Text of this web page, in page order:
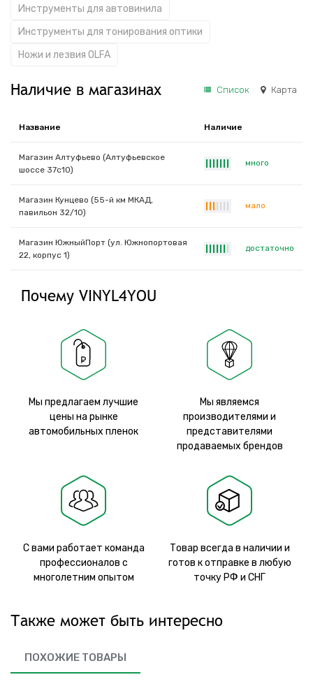
Инструменты для автовинила
Инструменты для тонирования оптики
Ножи и лезвия OLFA
Наличие в магазинах Список Карта
Название Наличие
Магазин Алтуфьево (Алтуфьевское
шоссе 37с10)
много
Магазин Кунцево (55-й км МКАД,
павильон 32/10)
мало
Магазин ЮжныйПорт (ул. Южнопортовая
22, корпус 1)
достаточно
Почему VINYL4YOU
Мы предлагаем лучшие
цены на рынке
автомобильных пленок
Мы являемся
производителями и
представителями
продаваемых брендов
С вами работает команда
профессионалов с
многолетним опытом
Товар всегда в наличии и
готов к отправке в любую
точку РФ и СНГ
Также может быть интересно
ПОХОЖИЕ ТОВАРЫ